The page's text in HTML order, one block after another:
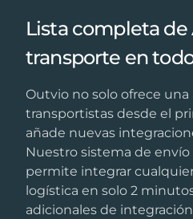
Lista completa de
transporte en
Outvio no solo ofrece una
transportistas desde el
añade nuevas
Nuestro sistema de
permite integrar
logística en solo 2
adicionales de